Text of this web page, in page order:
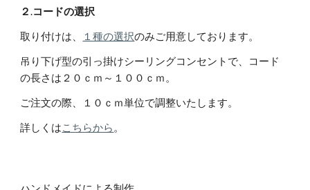
２.コードの選択
取り付けは、 １種の選択のみご用意しております。
吊り下げ型の引っ掛けシーリングコンセントで、コード
の長さは２０ｃｍ～１００ｃｍ。
ご注文の際、１０ｃｍ単位で調整いたします。
詳しくはこちらから 。